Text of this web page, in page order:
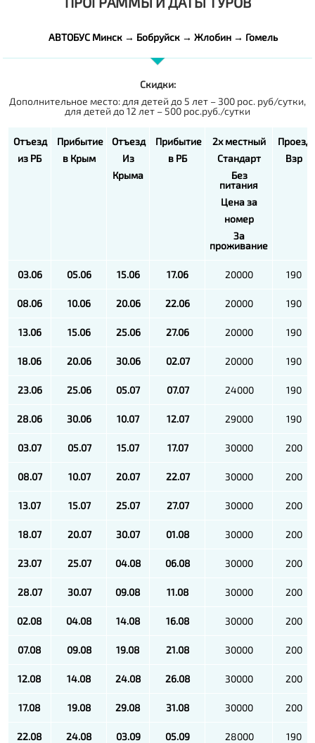
АВТОБУС Минск → Бобруйск → Жлобин → Гомель
Скидки:
Дополнительное место: для детей до 5 лет – 300 рос. руб/сутки,
для детей до 12 лет – 500 рос.руб./сутки
Отъезд
из РБ
Прибытие
в Крым
Отъезд
Из
Крыма
Прибытие
в РБ
2х местный
Стандарт
Без
питания
Цена за
номер
За
проживание
Проезд
Взр
03.06 05.06 15.06 17.06 20000 190
08.06 10.06 20.06 22.06 20000 190
13.06 15.06 25.06 27.06 20000 190
18.06 20.06 30.06 02.07 20000 190
23.06 25.06 05.07 07.07 24000 190
28.06 30.06 10.07 12.07 29000 190
03.07 05.07 15.07 17.07 30000 200
08.07 10.07 20.07 22.07 30000 200
13.07 15.07 25.07 27.07 30000 200
18.07 20.07 30.07 01.08 30000 200
23.07 25.07 04.08 06.08 30000 200
28.07 30.07 09.08 11.08 30000 200
02.08 04.08 14.08 16.08 30000 200
07.08 09.08 19.08 21.08 30000 200
12.08 14.08 24.08 26.08 30000 200
17.08 19.08 29.08 31.08 30000 200
22.08 24.08 03.09 05.09 28000 190